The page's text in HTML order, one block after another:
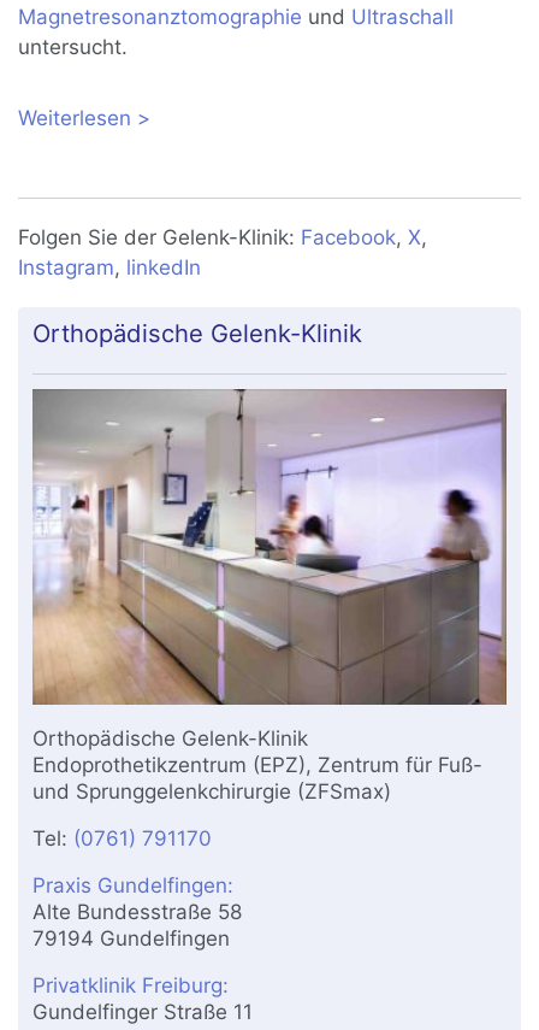
Magnetresonanztomographie und Ultraschall
untersucht.
Weiterlesen über Schmerzen in der Kniekehle:
Folgen Sie der Gelenk-Klinik: Facebook,X,
Instagram, linkedIn
Orthopädische Gelenk-Klinik
Orthopädische Gelenk-Klinik
Endoprothetikzentrum (EPZ), Zentrum für Fuß-
und Sprunggelenkchirurgie (ZFSmax)
Tel: (0761) 791170
Praxis Gundelfingen:
Alte Bundesstraße 58
79194 Gundelfingen
Privatklinik Freiburg:
Gundelfinger Straße 11